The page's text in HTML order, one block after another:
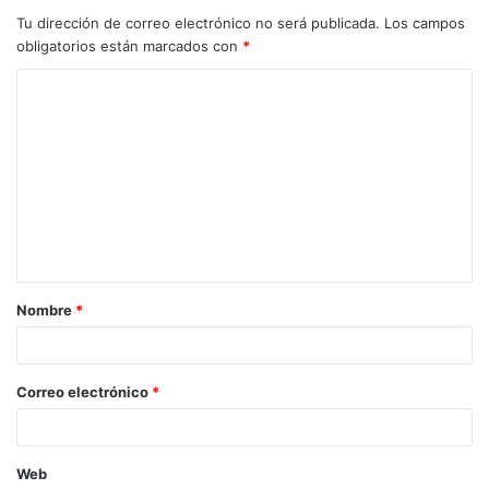
de un entorno cambiante”. Y ha insistido en que “La Rioja
Tu dirección de correo electrónico no será publicada. Los campos
obligatorios están marcados con *
Nombre *
Correo electrónico *
Web